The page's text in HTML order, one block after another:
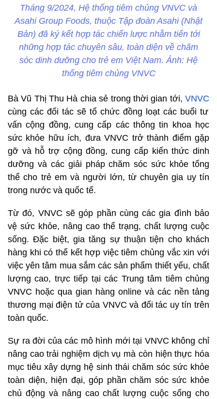
Tháng 9/2024, Hệ thống tiêm chủng VNVC và
Asahi Group Foods, thuộc Tập đoàn Asahi (Nhật
Bản) đã ký kết hợp tác chiến lược nhằm tiến tới
những hợp tác chuyên sâu, toàn diện về chăm
sóc dinh dưỡng cho trẻ em Việt Nam. Ảnh: Hệ
thống tiêm chủng VNVC
Bà Vũ Thị Thu Hà chia sẻ trong thời gian tới, VNVC
cùng các đối tác sẽ tổ chức đồng loạt các buổi tư
vấn cộng đồng, cung cấp các thông tin khoa học
sức khỏe hữu ích, đưa VNVC trở thành điểm gặp
gỡ và hỗ trợ cộng đồng, cung cấp kiến thức dinh
dưỡng và các giải pháp chăm sóc sức khỏe tổng
thể cho trẻ em và người lớn, từ chuyên gia uy tín
trong nước và quốc tế.
Từ đó, VNVC sẽ góp phần cùng các gia đình bảo
vệ sức khỏe, nâng cao thể trạng, chất lượng cuộc
sống. Đặc biệt, gia tăng sự thuận tiện cho khách
hàng khi có thể kết hợp việc tiêm chủng vắc xin với
việc yên tâm mua sắm các sản phẩm thiết yếu, chất
lượng cao, trực tiếp tại các Trung tâm tiêm chủng
VNVC hoặc qua gian hàng online và các nền tảng
thương mại điện tử của VNVC và đối tác uy tín trên
toàn quốc.
Sự ra đời của các mô hình mới tại VNVC không chỉ
nâng cao trải nghiệm dịch vụ mà còn hiện thực hóa
mục tiêu xây dựng hệ sinh thái chăm sóc sức khỏe
toàn diện, hiện đại, góp phần chăm sóc sức khỏe
chủ động và nâng cao chất lượng cuộc sống cho